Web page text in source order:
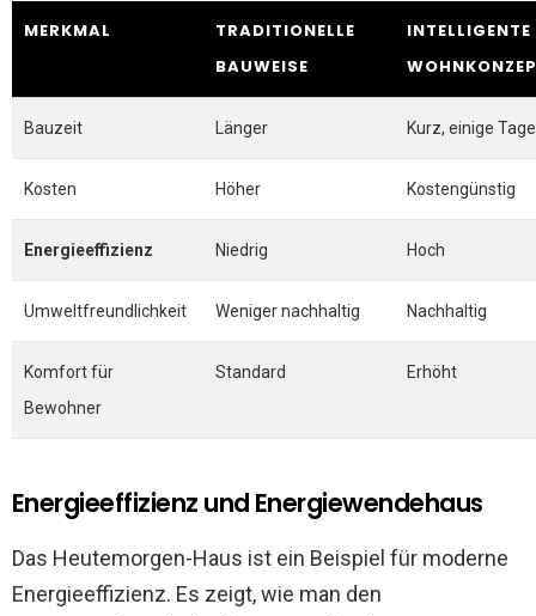
MERKMAL
TRADITIONELLE
BAUWEISE
INTELLIGENTE
Bauzeit Länger Kurz, einige Tage
Kosten Höher Kostengünstig
Energieeffizienz Niedrig Hoch
Umweltfreundlichkeit Weniger nachhaltig Nachhaltig
Komfort für
Bewohner
Standard Erhöht
Energieeffizienz und Energiewendehaus
Das Heutemorgen-Haus ist ein Beispiel für moderne
Energieeffizienz. Es zeigt, wie man den